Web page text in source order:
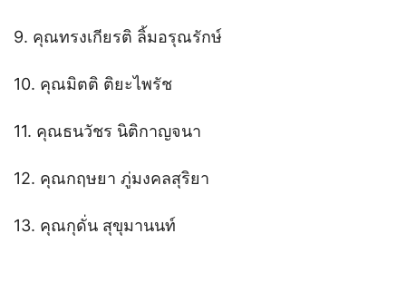
9. คุณทรงเกียรติ ลิ้มอรุณรักษ์
10. คุณมิตติ ติยะไพรัช
11. คุณธนวัชร นิติกาญจนา
12. คุณกฤษยา ภู่มงคลสุริยา
13. คุณกุดั่น สุขุมานนท์